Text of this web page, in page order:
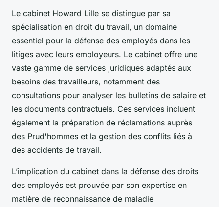
Le cabinet Howard Lille se distingue par sa
spécialisation en droit du travail, un domaine
essentiel pour la défense des employés dans les
litiges avec leurs employeurs. Le cabinet offre une
vaste gamme de services juridiques adaptés aux
besoins des travailleurs, notamment des
consultations pour analyser les bulletins de salaire et
les documents contractuels. Ces services incluent
également la préparation de réclamations auprès
des Prud'hommes et la gestion des conflits liés à
des accidents de travail.
L’implication du cabinet dans la défense des droits
des employés est prouvée par son expertise en
matière de reconnaissance de maladie